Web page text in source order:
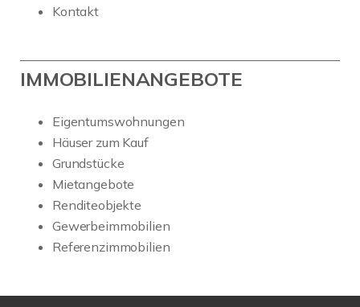
Kontakt
IMMOBILIENANGEBOTE
Eigentumswohnungen
Häuser zum Kauf
Grundstücke
Mietangebote
Renditeobjekte
Gewerbeimmobilien
Referenzimmobilien